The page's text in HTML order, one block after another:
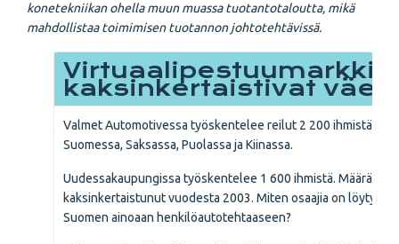
konetekniikan ohella muun muassa tuotantotaloutta, mikä
mahdollistaa toimimisen tuotannon johtotehtävissä.
kaksinkertaistivat väen
Valmet Automotivessa työskentelee reilut 2 200 ihmistä
Suomessa, Saksassa, Puolassa ja Kiinassa.
Uudessakaupungissa työskentelee 1 600 ihmistä. Määrä on
kaksinkertaistunut vuodesta 2003. Miten osaajia on löytynyt
Suomen ainoaan henkilöautotehtaaseen?